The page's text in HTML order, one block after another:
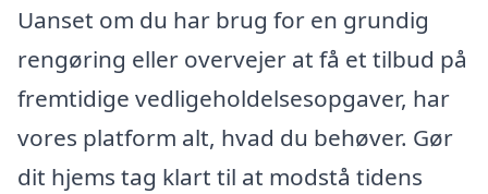
Uanset om du har brug for en grundig
rengøring eller overvejer at få et tilbud på
fremtidige vedligeholdelsesopgaver, har
vores platform alt, hvad du behøver. Gør
dit hjems tag klart til at modstå tidens